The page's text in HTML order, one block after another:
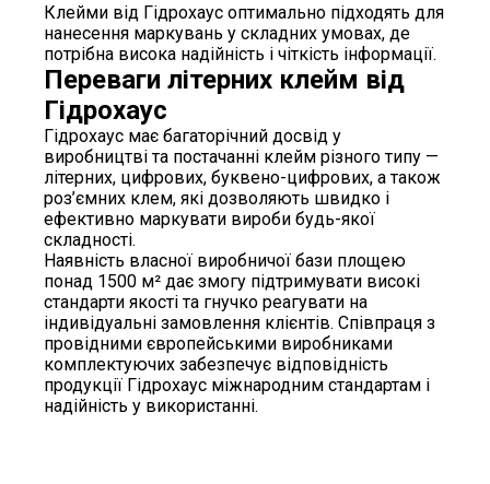
Клейми від Гідрохаус оптимально підходять для
нанесення маркувань у складних умовах, де
потрібна висока надійність і чіткість інформації.
Переваги літерних клейм від
Гідрохаус
Гідрохаус має багаторічний досвід у
виробництві та постачанні клейм різного типу —
літерних, цифрових, буквено-цифрових, а також
роз’ємних клем, які дозволяють швидко і
ефективно маркувати вироби будь-якої
складності.
Наявність власної виробничої бази площею
понад 1500 м² дає змогу підтримувати високі
стандарти якості та гнучко реагувати на
індивідуальні замовлення клієнтів. Співпраця з
провідними європейськими виробниками
комплектуючих забезпечує відповідність
продукції Гідрохаус міжнародним стандартам і
надійність у використанні.